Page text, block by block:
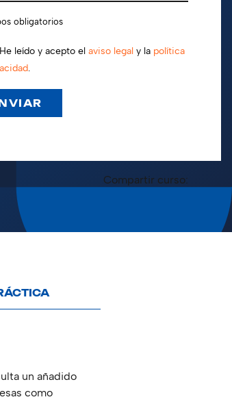
obligatorios
He leído y acepto el aviso legal y la política
.
Compartir curso:
un añadido
como